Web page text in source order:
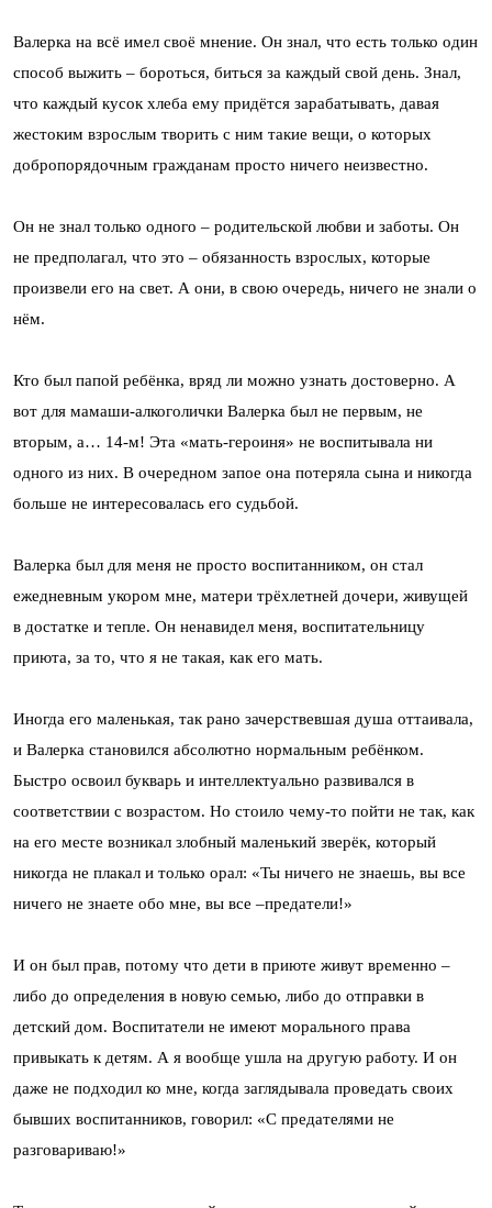
Валерка на всё имел своё мнение. Он знал, что есть только один
способ выжить – бороться, биться за каждый свой день. Знал,
что каждый кусок хлеба ему придётся зарабатывать, давая
жестоким взрослым творить с ним такие вещи, о которых
добропорядочным гражданам просто ничего неизвестно.
Он не знал только одного – родительской любви и заботы. Он
не предполагал, что это – обязанность взрослых, которые
произвели его на свет. А они, в свою очередь, ничего не знали о
нём.
Кто был папой ребёнка, вряд ли можно узнать достоверно. А
вот для мамаши-алкоголички Валерка был не первым, не
вторым, а… 14-м! Эта «мать-героиня» не воспитывала ни
одного из них. В очередном запое она потеряла сына и никогда
больше не интересовалась его судьбой.
Валерка был для меня не просто воспитанником, он стал
ежедневным укором мне, матери трёхлетней дочери, живущей
в достатке и тепле. Он ненавидел меня, воспитательницу
приюта, за то, что я не такая, как его мать.
Иногда его маленькая, так рано зачерствевшая душа оттаивала,
и Валерка становился абсолютно нормальным ребёнком.
Быстро освоил букварь и интеллектуально развивался в
соответствии с возрастом. Но стоило чему-то пойти не так, как
на его месте возникал злобный маленький зверёк, который
никогда не плакал и только орал: «Ты ничего не знаешь, вы все
ничего не знаете обо мне, вы все –предатели!»
И он был прав, потому что дети в приюте живут временно –
либо до определения в новую семью, либо до отправки в
детский дом. Воспитатели не имеют морального права
привыкать к детям. А я вообще ушла на другую работу. И он
даже не подходил ко мне, когда заглядывала проведать своих
бывших воспитанников, говорил: «С предателями не
разговариваю!»